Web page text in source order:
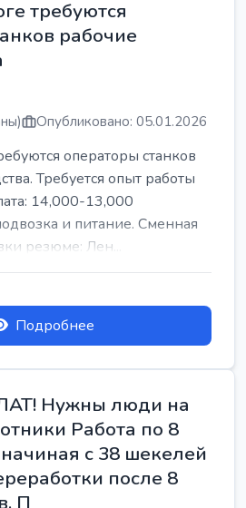
требуются
рабочие
Опубликовано: 05.01.2026
операторы станков
Требуется опыт работы
14,000-13,000
и питание. Сменная
резюме: Лен...
Подробнее
Нужны люди на
Работа по 8
с 38 шекелей
после 8
П